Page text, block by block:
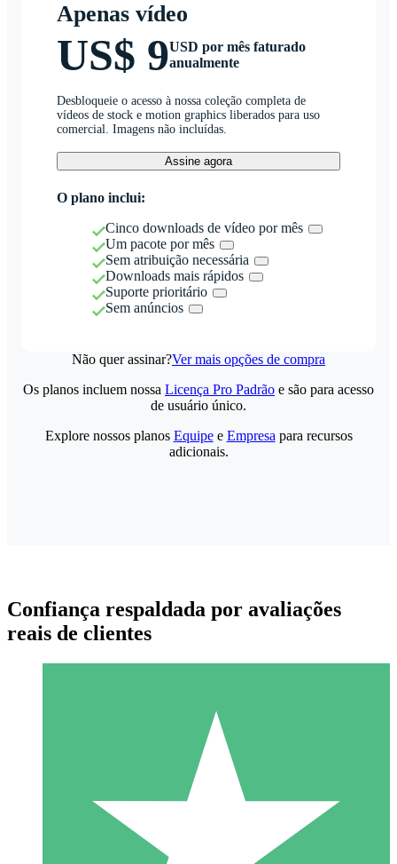
Apenas vídeo
US$ 9USD por mês faturado
anualmente
Desbloqueie o acesso à nossa coleção completa de
vídeos de stock e motion graphics liberados para uso
comercial. Imagens não incluídas.
Assine agora
O plano inclui:
Cinco downloads de vídeo por mês
Um pacote por mês
Sem atribuição necessária
Downloads mais rápidos
Suporte prioritário
Sem anúncios
Não quer assinar?Ver mais opções de compra
Pacotes de Créditos Individuais
Pague conforme o uso com créditos de download. Sem
Os planos incluem nossa Licença Pro Padrão e são para acesso
de usuário único.
Explore nossos planos Equipee Empresa para recursos
adicionais.
Confiança respaldada por avaliações
reais de clientes